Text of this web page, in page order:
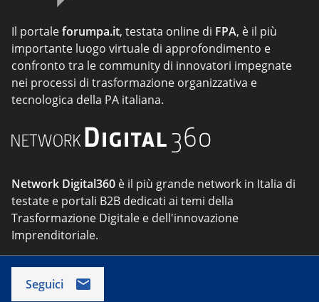
Il portaleforumpa.it, testata online di FPA, è il più
importante luogo virtuale di approfondimento e
confronto tra le community di innovatori impegnate
nei processi di trasformazione organizzativa e
tecnologica della PA italiana.
Network Digital360 è il più grande network in Italia di
testate e portali B2B dedicati ai temi della
Trasformazione Digitale e dell'innovazione
Imprenditoriale.
Seguici